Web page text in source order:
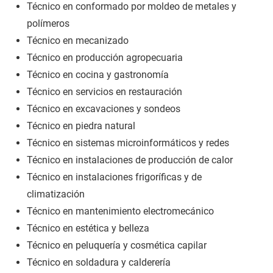
Técnico en conformado por moldeo de metales y
polímeros
Técnico en mecanizado
Técnico en producción agropecuaria
Técnico en cocina y gastronomía
Técnico en servicios en restauración
Técnico en excavaciones y sondeos
Técnico en piedra natural
Técnico en sistemas microinformáticos y redes
Técnico en instalaciones de producción de calor
Técnico en instalaciones frigoríficas y de
climatización
Técnico en mantenimiento electromecánico
Técnico en estética y belleza
Técnico en peluquería y cosmética capilar
Técnico en soldadura y calderería